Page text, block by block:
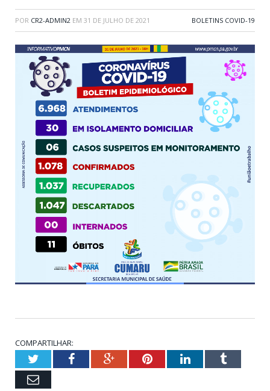
POR CR2-ADMIN2 EM 31 DE JULHO DE 2021 BOLETINS COVID-19
COMPARTILHAR:
TwitterFacebookGoogle+PinterestLinkedInTumblr
Email